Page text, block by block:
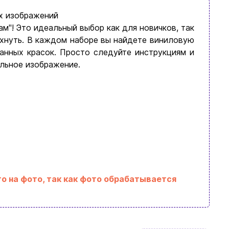
изображений
Это идеальный выбор как для новичков, так
В каждом наборе вы найдете виниловую
красок. Просто следуйте инструкциям и
изображение.
на фото, так как фото обрабатывается